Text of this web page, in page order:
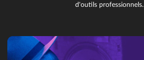
d'outils professionnels.